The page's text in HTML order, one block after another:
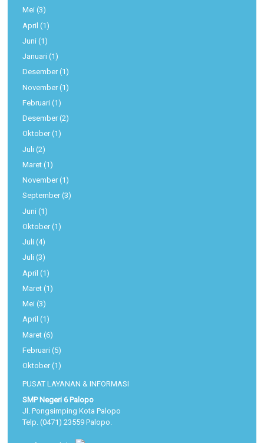
Mei (3)
April (1)
Juni (1)
Januari (1)
Desember(1)
November(1)
Februari (1)
Desember(2)
Oktober(1)
Juli (2)
Maret (1)
November(1)
September(3)
Juni (1)
Oktober(1)
Juli (4)
Juli (3)
April (1)
Maret (1)
Mei (3)
April (1)
Maret (6)
Februari (5)
Oktober(1)
PUSAT LAYANAN & INFORMASI
SMP Negeri 6 Palopo
Jl. Pongsimping Kota Palopo
Telp. (0471) 23559 Palopo.